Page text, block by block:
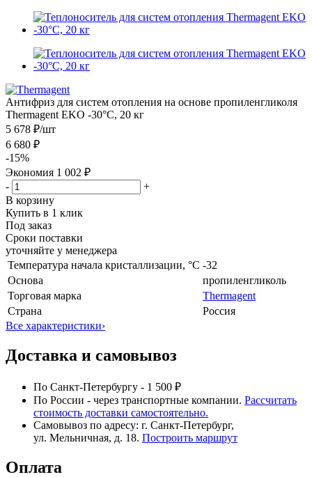
Антифриз для систем отопления на основе пропиленгликоля
Thermagent EKO -30°C, 20 кг
5 678 ₽/шт
6 680 ₽
-15%
Экономия 1 002 ₽
-
+
В корзину
Купить в 1 клик
Под заказ
Сроки поставки
уточняйте у менеджера
Температура начала кристаллизации, °С -32
Основа
пропиленгликоль
Торговая марка
Thermagent
Страна
Россия
Все характеристики›
Доставка и самовывоз
По Санкт-Петербургу - 1 500 ₽
По России - через транспортные компании. Рассчитать
стоимость доставки самостоятельно.
Самовывоз по адресу: г. Санкт-Петербург,
ул. Мельничная, д. 18. Построить маршрут
Оплата